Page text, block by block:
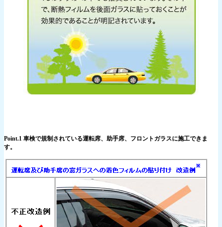
Point.1 車検で規制されている運転席、助手席、フロントガラスに施工できま
す。